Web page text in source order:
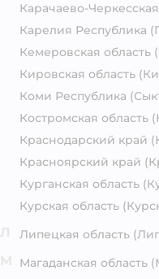
Карачаево-
Карелия Республика
Кемеровская область
Кировская область
Коми Республика
Костромская область
Краснодарский край
Красноярский край
Курганская область
Курская область
Липецкая область
Магаданская область